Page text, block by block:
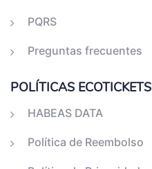
PQRS
Preguntas frecuentes
POLÍTICAS ECOTICKETS
HABEAS DATA
Política de Reembolso